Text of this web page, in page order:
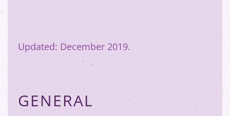
Updated: December 2019.
GENERAL